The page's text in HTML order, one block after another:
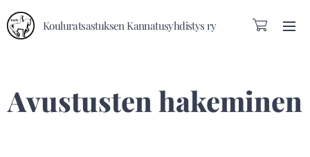
Kouluratsastuksen Kannatusyhdistys ry
Avustusten hakeminen